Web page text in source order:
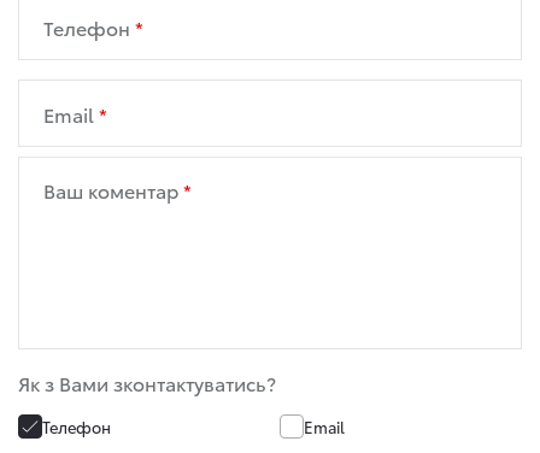
Телефон
Email
Ваш коментар
Як з Вами зконтактуватись?
Телефон
Email